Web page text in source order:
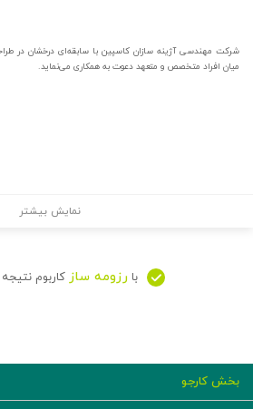
شرکت مهندسی آژینه سازان کاسپین با سابقه‌ای درخشان در
میان افراد متخصص و متعهد دعوت به همکاری می‌نماید.
نمایش بیشتر
با رزومه ساز کاربوم
بخش کارجو